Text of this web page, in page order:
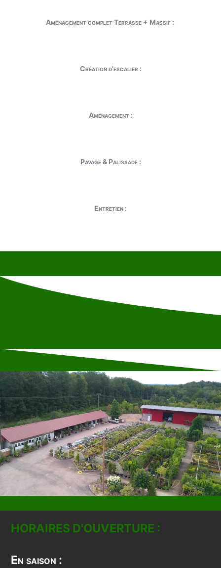
Aménagement complet Terrasse + Massif :
Création d'escalier :
Aménagement :
Pavage & Palissade :
Entretien :
HORAIRES D'OUVERTURE :
En saison :